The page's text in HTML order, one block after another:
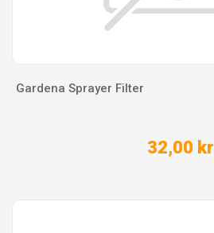
Gardena Sprayer Filter
32,00 kr